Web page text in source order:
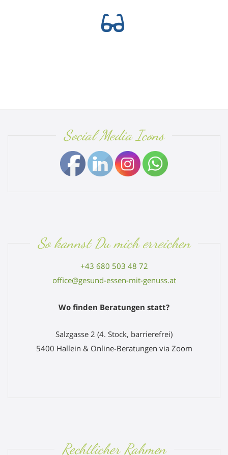
Social Media Icons
So kannst Du mich erreichen
+43 680 503 48 72
office@gesund-essen-mit-genuss.at
Wo finden Beratungen statt?
Salzgasse 2 (4. Stock, barrierefrei)
5400 Hallein & Online-Beratungen via Zoom
Rechtlicher Rahmen